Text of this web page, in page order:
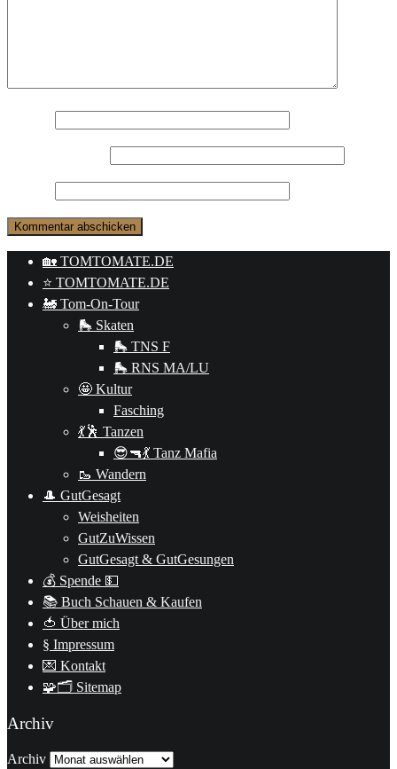
🏡 TOMTOMATE.DE
⭐️ TOMTOMATE.DE
🚂 Tom-On-Tour
🛼 Skaten
🛼 TNS F
🛼 RNS MA/LU
🤩 Kultur
Fasching
💃🕺 Tanzen
😎🔫💃 Tanz Mafia
🥾 Wandern
🎩 GutGesagt
Weisheiten
GutZuWissen
GutGesagt & GutGesungen
💰 Spende 💵
📚 Buch Schauen & Kaufen
🍅 Über mich
§ Impressum
💌 Kontakt
🧩🗂 Sitemap
Archiv
Archiv